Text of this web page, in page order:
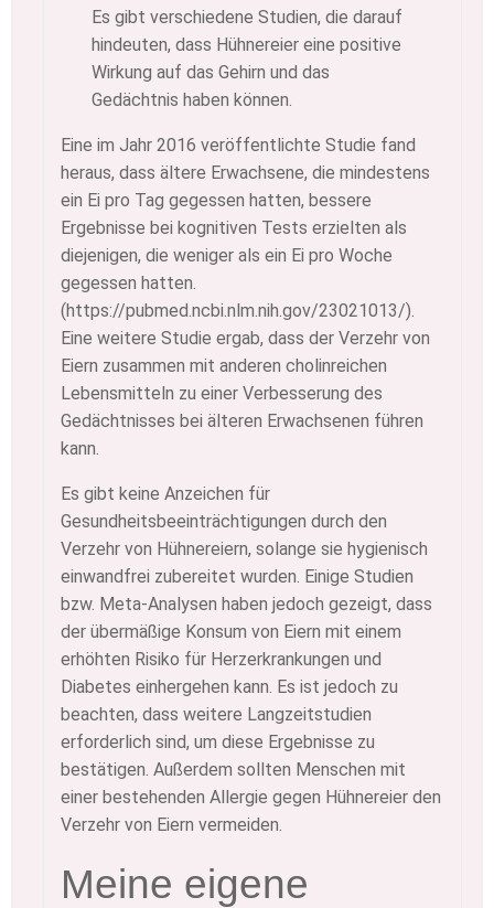
Es gibt verschiedene Studien, die darauf
hindeuten, dass Hühnereier eine positive
Wirkung auf das Gehirn und das
Gedächtnis haben können.
Eine im Jahr 2016 veröffentlichte Studie fand
heraus, dass ältere Erwachsene, die mindestens
ein Ei pro Tag gegessen hatten, bessere
Ergebnisse bei kognitiven Tests erzielten als
diejenigen, die weniger als ein Ei pro Woche
gegessen hatten.
(https://pubmed.ncbi.nlm.nih.gov/23021013/).
Eine weitere Studie ergab, dass der Verzehr von
Eiern zusammen mit anderen cholinreichen
Lebensmitteln zu einer Verbesserung des
Gedächtnisses bei älteren Erwachsenen führen
kann.
Es gibt keine Anzeichen für
Gesundheitsbeeinträchtigungen durch den
Verzehr von Hühnereiern, solange sie hygienisch
einwandfrei zubereitet wurden. Einige Studien
bzw. Meta-Analysen haben jedoch gezeigt, dass
der übermäßige Konsum von Eiern mit einem
erhöhten Risiko für Herzerkrankungen und
Diabetes einhergehen kann. Es ist jedoch zu
beachten, dass weitere Langzeitstudien
erforderlich sind, um diese Ergebnisse zu
bestätigen. Außerdem sollten Menschen mit
einer bestehenden Allergie gegen Hühnereier den
Verzehr von Eiern vermeiden.
Meine eigene